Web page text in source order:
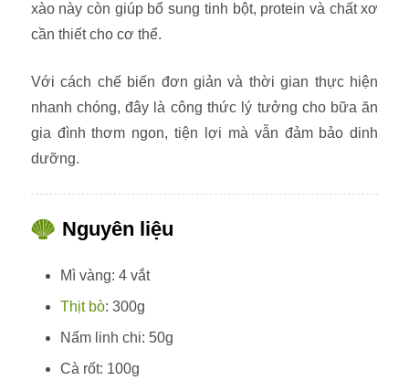
xào này còn giúp bổ sung tinh bột, protein và chất xơ
cần thiết cho cơ thể.
Với cách chế biến đơn giản và thời gian thực hiện
nhanh chóng, đây là công thức lý tưởng cho bữa ăn
gia đình thơm ngon, tiện lợi mà vẫn đảm bảo dinh
dưỡng.
Nguyên liệu
Mì vàng: 4 vắt
Thịt bò: 300g
Nấm linh chi: 50g
Cà rốt: 100g